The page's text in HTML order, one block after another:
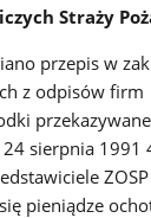
Straży
przepis w
z odpisów firm
sierpnia 1991
pieniądze